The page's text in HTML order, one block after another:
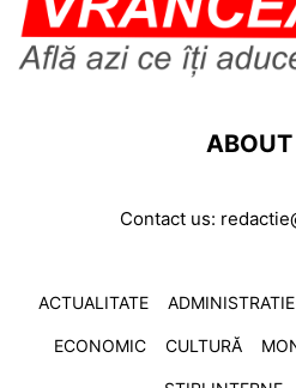
Contact us:
ACTUALITATE ADMINISTRATIE
ECONOMIC CULTURĂ